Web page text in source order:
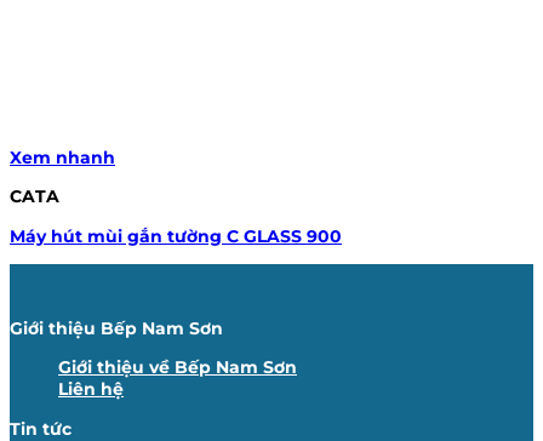
Xem nhanh
CATA
Máy hút mùi gắn tường C GLASS 900
Giới thiệu Bếp Nam Sơn
Giới thiệu về Bếp Nam Sơn
Liên hệ
Tin tức